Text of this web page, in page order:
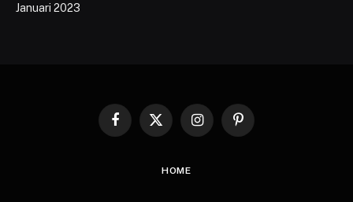
Januari 2023
Facebook
X
InstagramPinterest
HOME